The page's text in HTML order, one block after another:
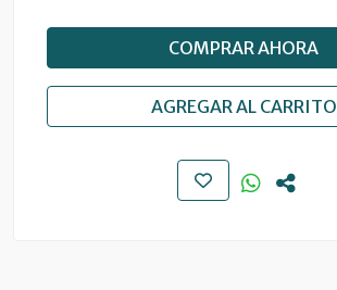
COMPRAR AHORA
AGREGAR AL CARRITO